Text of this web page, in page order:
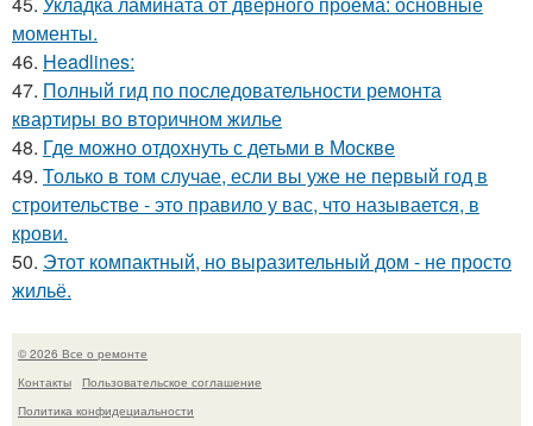
моменты.
46. Headlines:
47. Полный гид по последовательности ремонта
квартиры во вторичном жилье
48. Где можно отдохнуть с детьми в Москве
49. Только в том случае, если вы уже не первый год в
строительстве - это правило у вас, что называется, в
крови.
50. Этот компактный, но выразительный дом - не просто
жильё.
© 2026 Все о ремонте
Контакты
Пользовательское соглашение
Политика конфидециальности